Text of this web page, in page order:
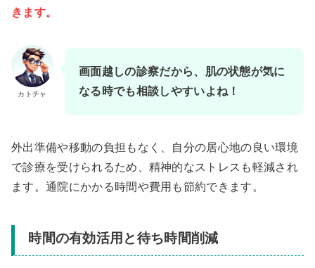
きます。
カトチャ
画面越しの診察だから、肌の状態が気に
なる時でも相談しやすいよね！
外出準備や移動の負担もなく、自分の居心地の良い環境
で診療を受けられるため、精神的なストレスも軽減され
ます。通院にかかる時間や費用も節約できます。
時間の有効活用と待ち時間削減